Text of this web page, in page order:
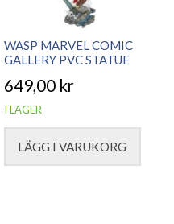
WASP MARVEL COMIC
GALLERY PVC STATUE
649,00 kr
I LAGER
LÄGG I VARUKORG